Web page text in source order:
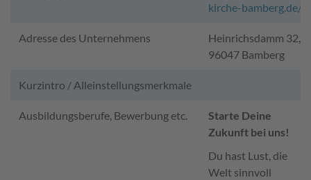
kirche-bamberg.de/
Adresse des Unternehmens
Heinrichsdamm 32,
96047 Bamberg
Kurzintro / Alleinstellungsmerkmale
Ausbildungsberufe, Bewerbung etc.
Starte Deine
Zukunft bei uns!
Du hast Lust, die
Welt sinnvoll